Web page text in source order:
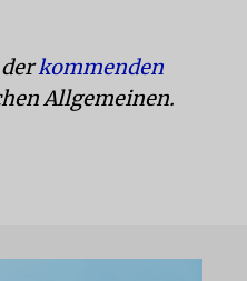
derkommenden
Allgemeinen.